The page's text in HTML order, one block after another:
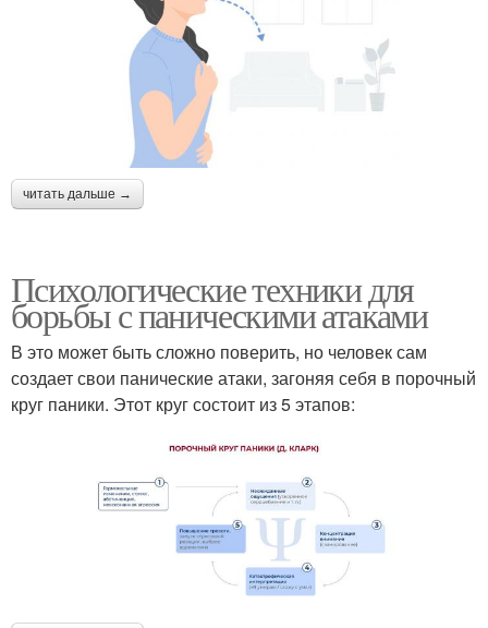
читать дальше →
Психологические техники для
борьбы с паническими атаками
В это может быть сложно поверить, но человек сам
создает свои панические атаки, загоняя себя в порочный
круг паники. Этот круг состоит из 5 этапов: